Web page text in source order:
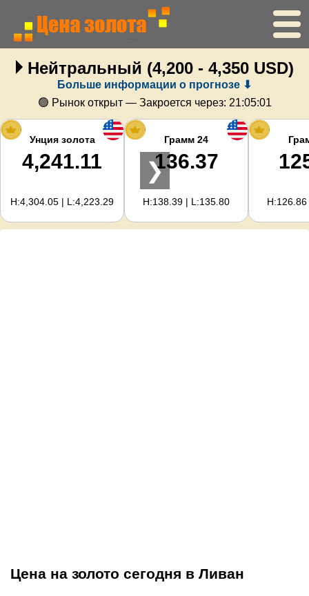
Главная
Цена золота
Цена серебра
Калькулятор золота
Для вебмастеров
Нейтральный (4,200 - 4,350 USD)
Больше информации о прогнозе ⬇
🟢 Рынок открыт — Закроется через: 21:05:01
Унция золота
4,241.11
H:4,304.05 | L:4,223.29
Грамм 24
136.37
H:138.39 | L:135.80
❯
Цена на золото сегодня в Ливан